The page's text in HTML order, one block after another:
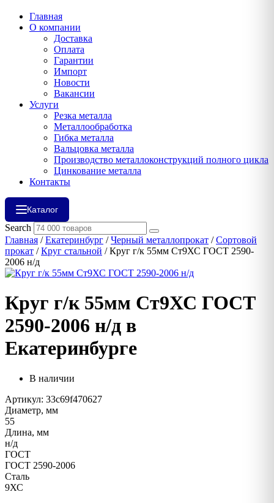
Главная
О компании
Доставка
Оплата
Гарантии
Импорт
Новости
Вакансии
Услуги
Резка металла
Металлообработка
Гибка металла
Вальцовка металла
Производство металлоконструкций полного цикла
Цинкование металла
Контакты
Каталог
Search
Главная /Екатеринбург /Черный металлопрокат /Сортовой
прокат /Круг стальной / Круг г/к 55мм Ст9ХС ГОСТ 2590-
2006 н/д
Круг г/к 55мм Ст9ХС ГОСТ
2590-2006 н/д в
Екатеринбурге
В наличии
Артикул: 33c69f470627
Диаметр, мм
55
Длина, мм
н/д
ГОСТ
ГОСТ 2590-2006
Сталь
9ХС